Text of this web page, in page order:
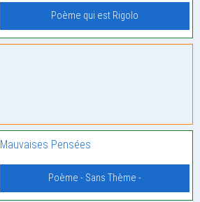
Poème qui est Rigolo
Mauvaises Pensées
Poème - Sans Thème -